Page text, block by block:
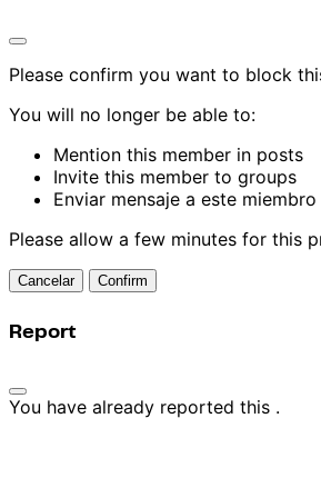
Please confirm you want to block
You will no longer be able to:
Mention this member in posts
Invite this member to groups
Enviar mensaje a este miembro
Please allow a few minutes for this
Confirm
Report
You have already reported this .